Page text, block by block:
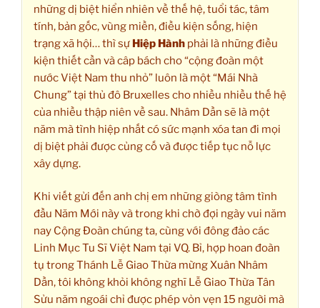
những dị biệt hiển nhiên về thế hệ, tuổi tác, tâm
tính, bản gốc, vùng miền, điều kiện sống, hiện
trạng xã hội… thì sự Hiệp Hành phải là những điều
kiện thiết cần và câp bách cho “cộng đoàn một
nước Việt Nam thu nhỏ” luôn là một “Mái Nhà
Chung” tại thủ đô Bruxelles cho nhiều nhiều thế hệ
của nhiều thập niên về sau. Nhâm Dần sẽ là một
năm mà tình hiệp nhất có sức mạnh xóa tan đi mọi
dị biệt phải được củng cố và được tiếp tục nỗ lực
xây dựng.
Khi viết gửi đến anh chị em những giòng tâm tình
đầu Năm Mới này và trong khi chờ đợi ngày vui năm
nay Cộng Đoàn chúng ta, cùng với đông đảo các
Linh Mục Tu Sĩ Việt Nam tại VQ. Bỉ, hợp hoan đoàn
tụ trong Thánh Lễ Giao Thừa mừng Xuân Nhâm
Dần, tôi không khỏi không nghĩ Lễ Giao Thừa Tân
Sửu năm ngoái chỉ được phép vỏn vẹn 15 người mà